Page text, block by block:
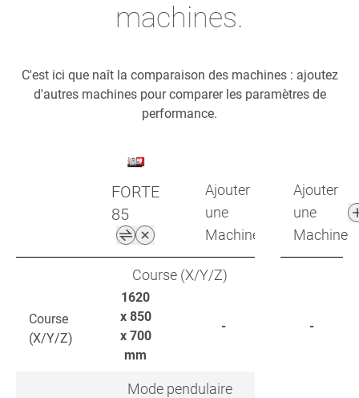
machines.
C'est ici que naît la comparaison des machines : ajoutez
d'autres machines pour comparer les paramètres de
performance.
FORTE
85
Ajouter
une
Machine
Ajouter
une
Machine
Course (X/Y/Z)
Course
(X/Y/Z)
1620
x 850
x 700
mm
- -
Mode pendulaire